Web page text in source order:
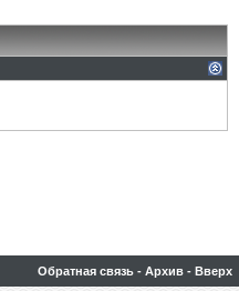
Обратная связь - Архив - Вверх